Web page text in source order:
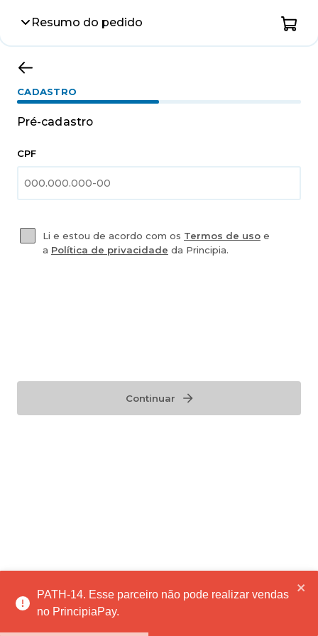
PATH-14. Esse parceiro não pode realizar vendas
no PrincipiaPay.
Resumo do pedido
CADASTRO
Pré-cadastro
CPF
Li e estou de acordo com os Termos de uso e
a Política de privacidade da Principia.
Continuar